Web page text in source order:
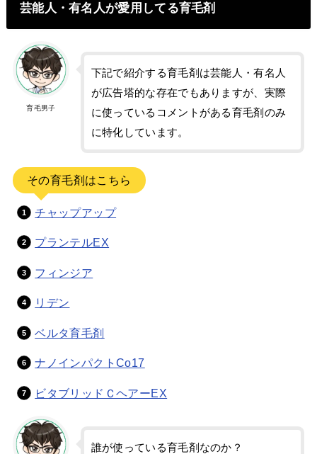
芸能人・有名人が愛用してる育毛剤
育毛男子
下記で紹介する育毛剤は芸能人・有名人
が広告塔的な存在でもありますが、実際
に使っているコメントがある育毛剤のみ
に特化しています。
その育毛剤はこちら
チャップアップ
プランテルEX
フィンジア
リデン
ベルタ育毛剤
ナノインパクトCo17
ビタブリッドＣヘアーEX
誰が使っている育毛剤なのか？